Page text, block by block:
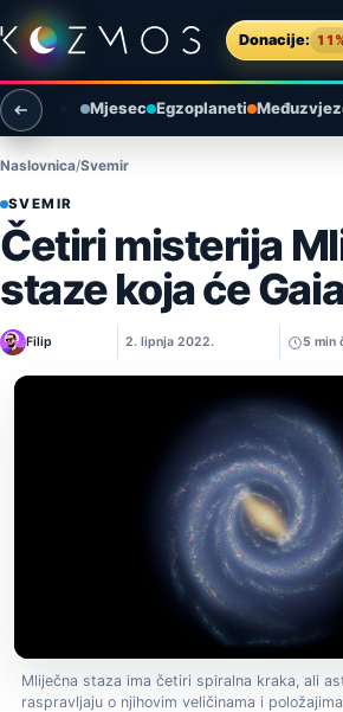
Preskoči na sadržaj
Donacije:
Otvori izbornik
Otvori pretragu
Mjesec Egzoplaneti
Naslovnica Svemir
SVEMIR
Četiri misterija
staze koja će
Filip 2. lipnja 2022. 5 min
Mliječna staza ima četiri spiralna kraka, ali
raspravljaju o njihovim veličinama i